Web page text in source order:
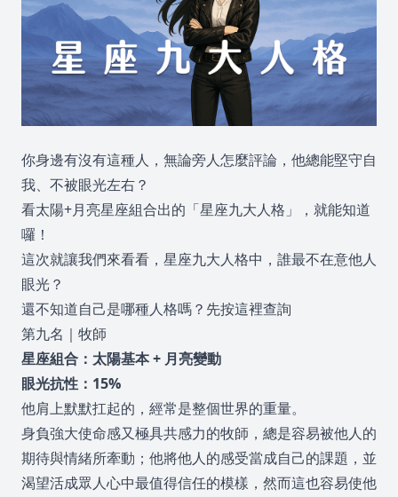
你身邊有沒有這種人，無論旁人怎麼評論，他總能堅守自
我、不被眼光左右？
看太陽+月亮星座組合出的「星座九大人格」，就能知道
囉！
這次就讓我們來看看，星座九大人格中，誰最不在意他人
眼光？
還不知道自己是哪種人格嗎？ 先按這裡查詢
第九名｜牧師
星座組合：太陽基本 + 月亮變動
眼光抗性：15%
他肩上默默扛起的，經常是整個世界的重量。
身負強大使命感又極具共感力的牧師，總是容易被他人的
期待與情緒所牽動；他將他人的感受當成自己的課題，並
渴望活成眾人心中最值得信任的模樣，然而這也容易使他